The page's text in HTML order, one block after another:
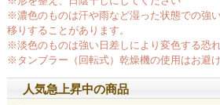
※濃色のものは汗や雨など湿った状態での強
移りすることがあります。
※淡色のものは強い日差しにより変色する恐れ
※タンブラー（回転式）乾燥機の使用はお避け
人気急上昇中の商品